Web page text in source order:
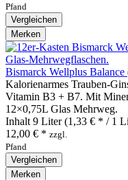
Pfand
Vergleichen
Merken
Bismarck Wellplus
Kalorienarmes
Vitamin B3 + B7. Mit
12×0,75L Glas Mehrweg.
Inhalt 9 Liter(1,33 € * / 1
12,00 € * zzgl.
Pfand
Vergleichen
Merken